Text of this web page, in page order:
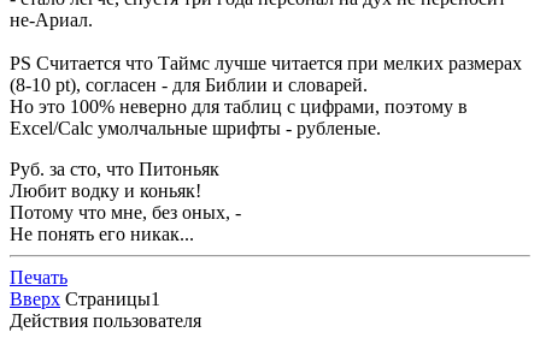
не-Ариал.
PS Считается что Таймс лучше читается при мелких размерах
(8-10 pt), согласен - для Библии и словарей.
Но это 100% неверно для таблиц с цифрами, поэтому в
Excel/Calc умолчальные шрифты - рубленые.
Руб. за сто, что Питоньяк
Любит водку и коньяк!
Потому что мне, без оных, -
Не понять его никак...
Печать
Вверх Страницы1
Действия пользователя